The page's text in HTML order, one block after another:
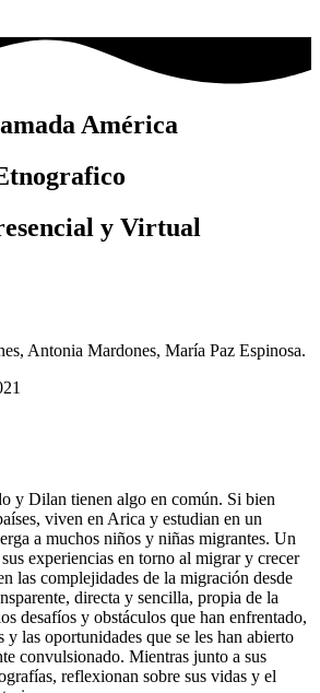
América
y Virtual
Antonia Mardones, María Paz Espinosa.
y Dilan tienen algo en común. Si bien
viven en Arica y estudian en un
a muchos niños y niñas migrantes. Un
experiencias en torno al migrar y crecer
las complejidades de la migración desde
directa y sencilla, propia de la
desafíos y obstáculos que han enfrentado,
y las oportunidades que se les han abierto
convulsionado. Mientras junto a sus
reflexionan sobre sus vidas y el